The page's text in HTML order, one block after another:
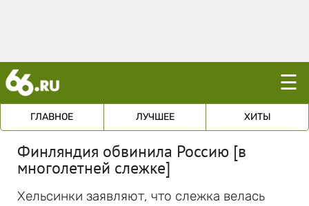
☰
ГЛАВНОЕ ЛУЧШЕЕ ХИТЫ
Финляндия обвинила Россию [в
многолетней слежке]
Хельсинки заявляют, что слежка велась